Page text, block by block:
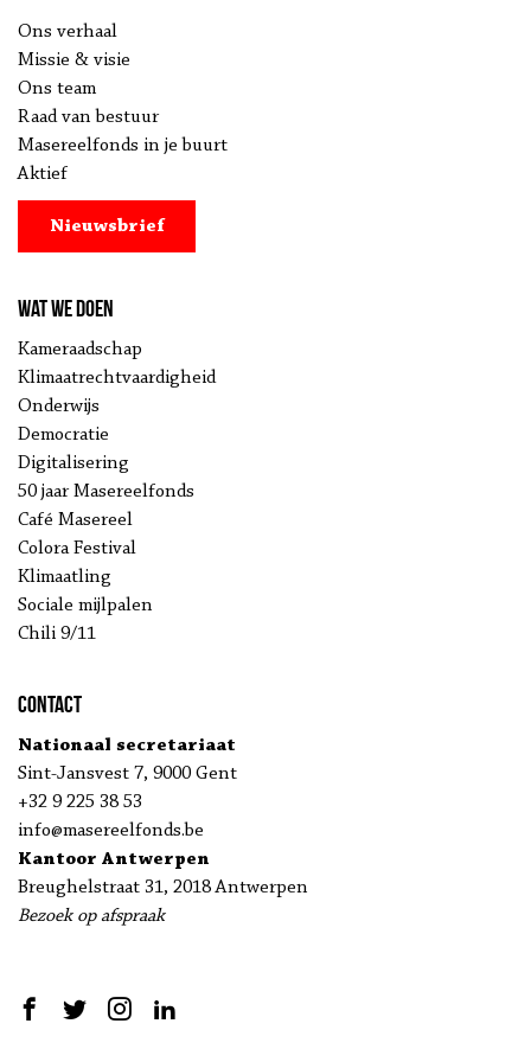
Ons verhaal
Missie & visie
Ons team
Raad van bestuur
Masereelfonds in je buurt
Aktief
Nieuwsbrief
Wat we doen
Kameraadschap
Klimaatrechtvaardigheid
Onderwijs
Democratie
Digitalisering
50 jaar Masereelfonds
Café Masereel
Colora Festival
Klimaatling
Sociale mijlpalen
Chili 9/11
Contact
Nationaal secretariaat
Sint-Jansvest 7, 9000 Gent
+32 9 225 38 53
info@masereelfonds.be
Kantoor Antwerpen
Breughelstraat 31, 2018 Antwerpen
Bezoek op afspraak